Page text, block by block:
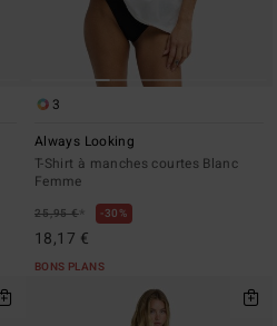
3
Always Looking
T-Shirt à manches courtes Blanc
Femme
25,95 €* 30%
18,17 €
BONS PLANS